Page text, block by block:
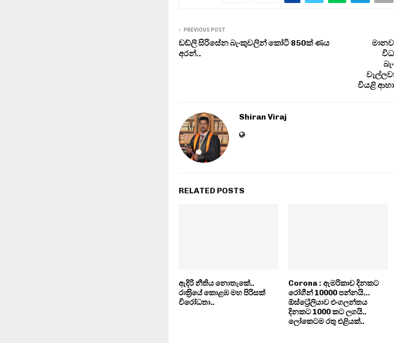
PREVIOUS POST
ඩඩ්ලි සිරිසේන බැංකුවලින් කෝටි 850ක් ණය
අරන්..
වියළි
Shiran Viraj
RELATED POSTS
ඇදිරි නීතිය නොතැකේ..
රාත‍්‍රියේ කොළඹ මහ පිරිසක්
විරෝධතා..
Corona : ඇමරිකාච දිනකට
රෝගීන් 10000 පන්නයි…
ඕස්ට්‍රේලියාව එංගලන්තය
දිනකට 1000 කට ලගයි..
ලෝකෙටම රතු එළියක්..